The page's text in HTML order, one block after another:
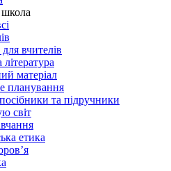
вчителів
матеріал
планування
та підручники
світ
етика